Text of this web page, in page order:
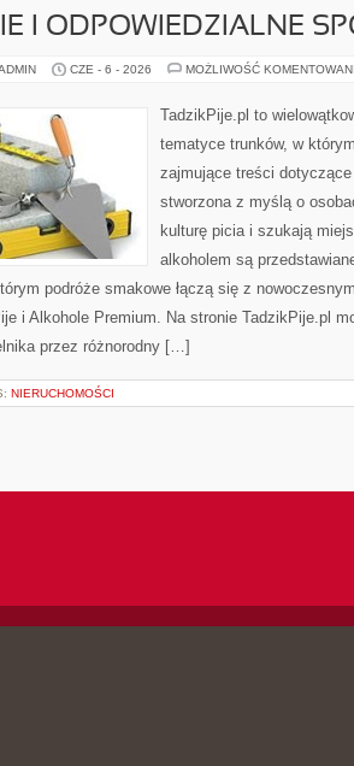
I ODPOWIEDZIALNE
CZE - 6 - 2026 MOŻLIWOŚĆ
TadzikPije.pl to
tematyce trunków, w
zajmujące treści dotyczące
stworzona z myślą o
kulturę picia i szukają
alkoholem są
podróże smakowe łączą się z
i Alkohole Premium. Na stronie TadzikPije.pl
przez różnorodny […]
NIERUCHOMOŚCI